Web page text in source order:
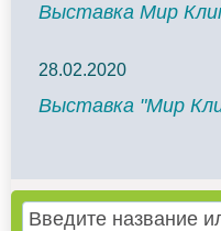
Выставка Мир
28.02.2020
Выставка "Мир